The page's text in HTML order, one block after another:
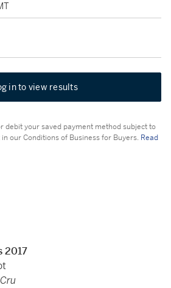
in to view results
debit your saved payment method subject to
our Conditions of Business for Buyers. Read
2017